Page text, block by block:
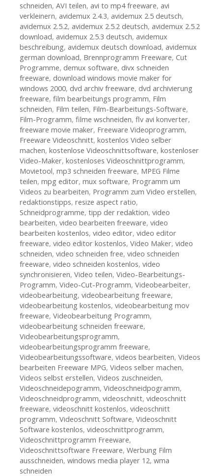
schneiden, AVI teilen, avi to mp4 freeware, avi
verkleinern, avidemux 2.4.3, avidemux 2.5 deutsch,
avidemux 2.5.2, avidemux 2.5.2 deutsch, avidemux 2.5.2
download, avidemux 2.5.3 deutsch, avidemux
beschreibung, avidemux deutsch download, avidemux
german download, Brennprogramm Freeware, Cut
Programme, demux software, divx schneiden
freeware, download windows movie maker for
windows 2000, dvd archiv freeware, dvd archivierung
freeware, film bearbeitungs programm, Film
schneiden, Film teilen, Film-Bearbeitungs-Software,
Film-Programm, filme wschneiden, flv avi konverter,
freeware movie maker, Freeware Videoprogramm,
Freeware Videoschnitt, kostenlos Video selber
machen, kostenlose Videoschnittsoftware, kostenloser
Video-Maker, kostenloses Videoschnittprogramm,
Movietool, mp3 schneiden freeware, MPEG Filme
teilen, mpg editor, mux software, Programm um
Videos zu bearbeiten, Programm zum Video erstellen,
redaktionstipps, resize aspect ratio,
Schneidprogramme, tipp der redaktion, video
bearbeiten, video bearbeiten freeware, video
bearbeiten kostenlos, video editor, video editor
freeware, video editor kostenlos, Video Maker, video
schneiden, video schneiden free, video schneiden
freeware, video schneiden kostenlos, video
synchronisieren, Video teilen, Video-Bearbeitungs-
Programm, Video-Cut-Programm, Videobearbeiter,
videobearbeitung, videobearbeitung freeware,
videobearbeitung kostenlos, videobearbeitung mov
freeware, Videobearbeitung Programm,
videobearbeitung schneiden freeware,
Videobearbeitungsprogramm,
videobearbeitungsprogramm freeware,
Videobearbeitungssoftware, videos bearbeiten, Videos
bearbeiten Freeware MPG, Videos selber machen,
Videos selbst erstellen, Videos zuschneiden,
Videoschneidepogramm, Videoschneidpogramm,
Videoschneidprogramm, videoschnitt, videoschnitt
freeware, videoschnitt kostenlos, videoschnitt
programm, Videoschnitt Software, Videoschnitt
Software kostenlos, videoschnittprogramm,
Videoschnittprogramm Freeware,
Videoschnittsoftware Freeware, Werbung Film
ausschneiden, windows media player 12, wma
schneiden